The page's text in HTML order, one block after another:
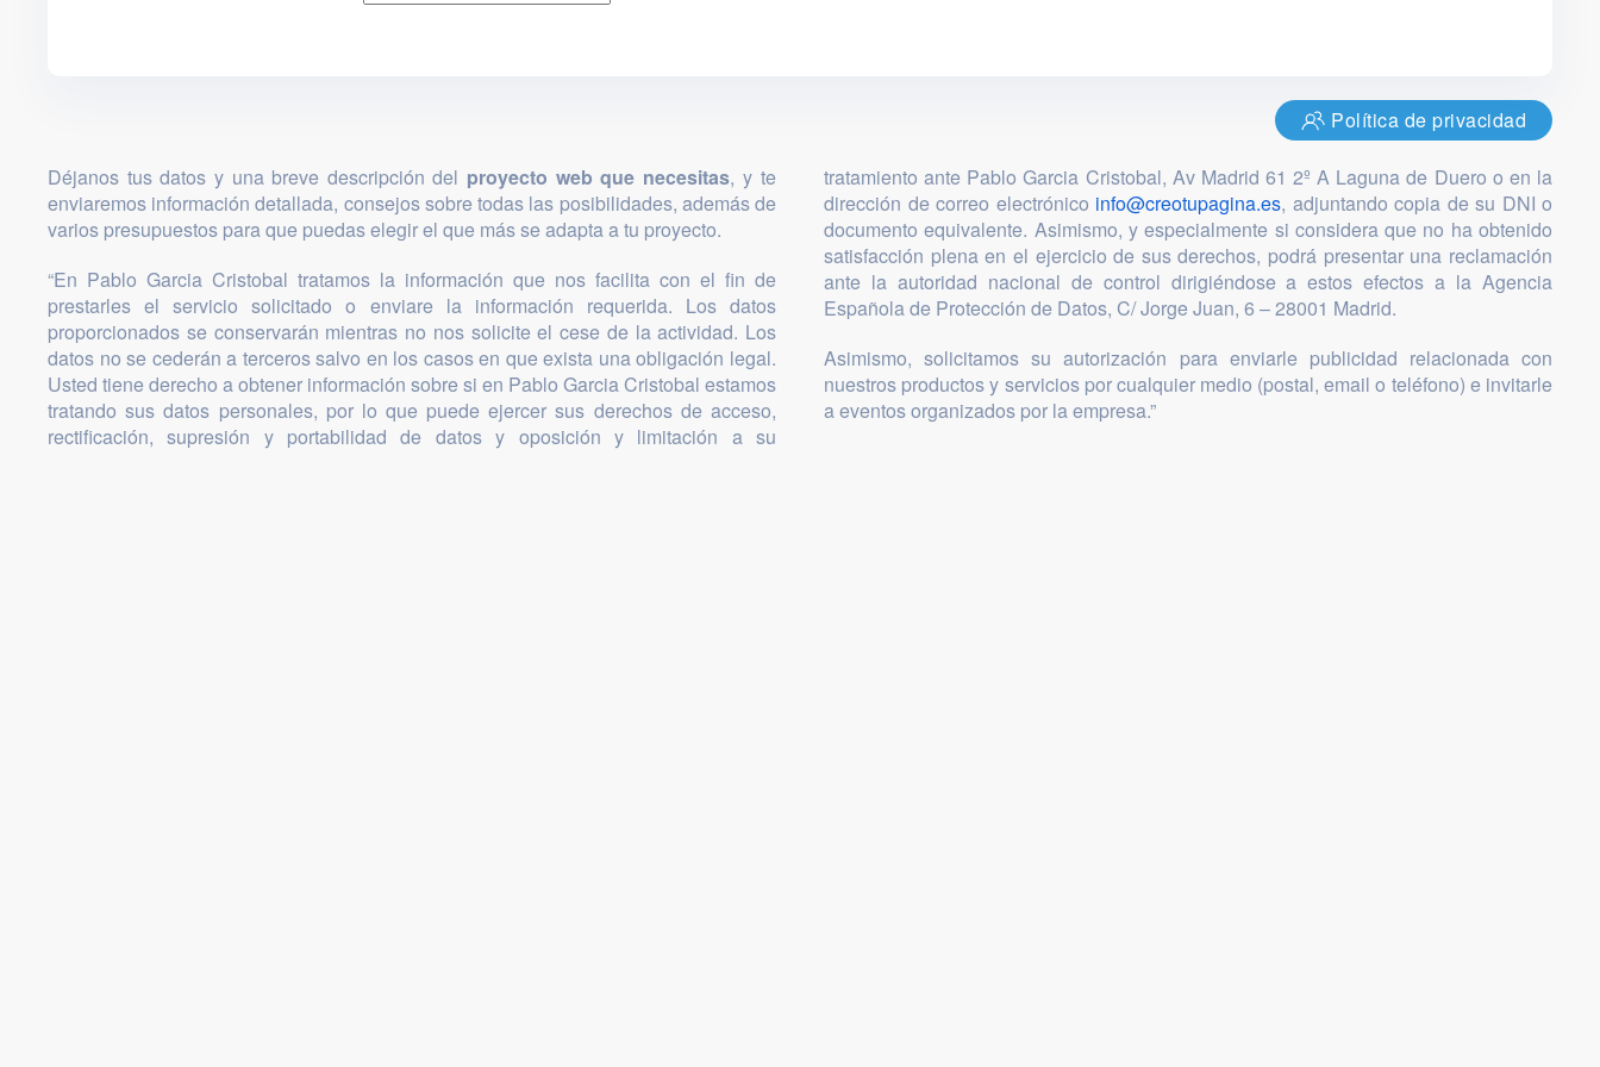
Política de privacidad
Déjanos tus datos y una breve descripción del proyecto web que necesitas, y te
enviaremos información detallada, consejos sobre todas las posibilidades, además de
varios presupuestos para que puedas elegir el que más se adapta a tu proyecto.
“En Pablo Garcia Cristobal tratamos la información que nos facilita con el fin de
prestarles el servicio solicitado o enviare la información requerida. Los datos
proporcionados se conservarán mientras no nos solicite el cese de la actividad. Los
datos no se cederán a terceros salvo en los casos en que exista una obligación legal.
Usted tiene derecho a obtener información sobre si en Pablo Garcia Cristobal estamos
tratando sus datos personales, por lo que puede ejercer sus derechos de acceso,
rectificación, supresión y portabilidad de datos y oposición y limitación a su
tratamiento ante Pablo Garcia Cristobal, Av Madrid 61 2º A Laguna de Duero o en la
dirección de correo electrónico info@creotupagina.es, adjuntando copia de su DNI o
documento equivalente. Asimismo, y especialmente si considera que no ha obtenido
satisfacción plena en el ejercicio de sus derechos, podrá presentar una reclamación
ante la autoridad nacional de control dirigiéndose a estos efectos a la Agencia
Española de Protección de Datos, C/ Jorge Juan, 6 – 28001 Madrid.
Asimismo, solicitamos su autorización para enviarle publicidad relacionada con
nuestros productos y servicios por cualquier medio (postal, email o teléfono) e invitarle
a eventos organizados por la empresa.”